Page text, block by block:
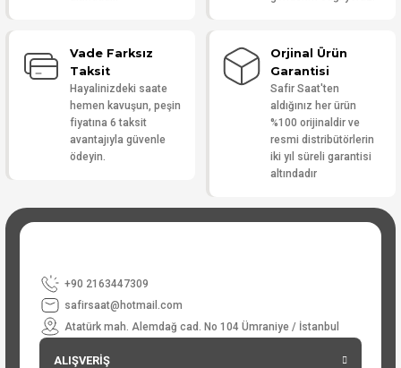
Vade Farksız
Taksit
Hayalinizdeki saate
hemen kavuşun, peşin
fiyatına 6 taksit
avantajıyla güvenle
ödeyin.
Orjinal Ürün
Garantisi
Safir Saat'ten
aldığınız her ürün
%100 orijinaldir ve
resmi distribütörlerin
iki yıl süreli garantisi
altındadır
+90 2163447309
safirsaat@hotmail.com
Atatürk mah. Alemdağ cad. No 104 Ümraniye / İstanbul
ALIŞVERİŞ